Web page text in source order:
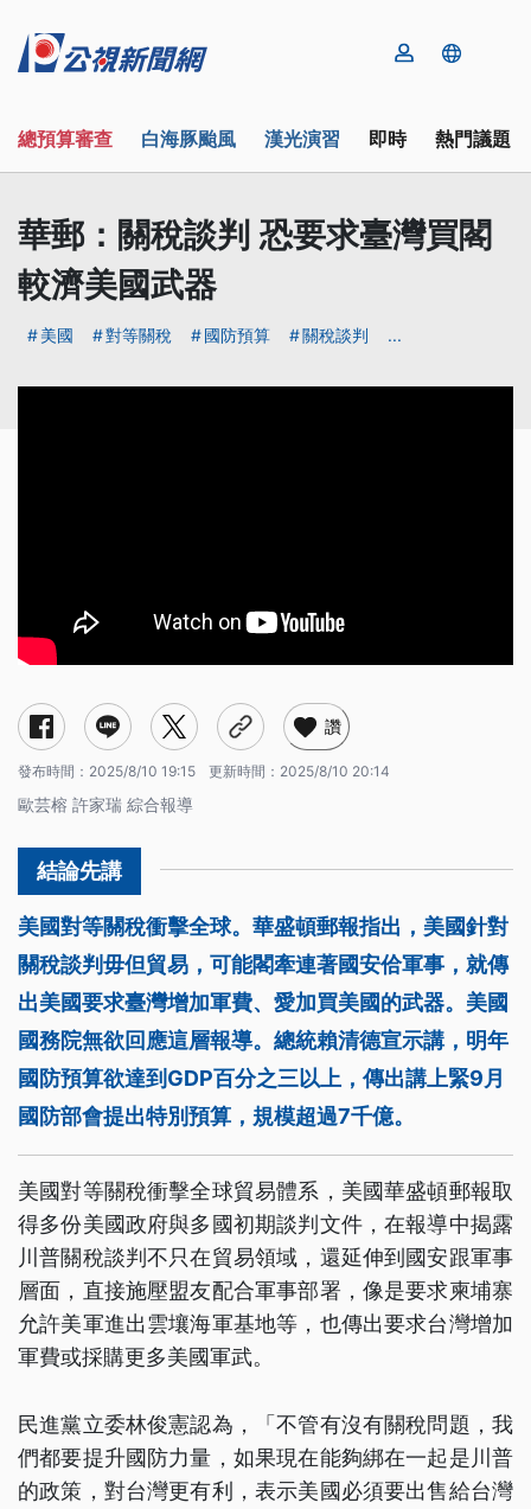
總預算審查 白海豚颱風 漢光演習 即時 熱門議題
華郵：關稅談判 恐要求臺灣買閣
較濟美國武器
美國 對等關稅 國防預算 關稅談判 ...
讚
發布時間： 2025/8/10 19:15 更新時間： 2025/8/10 20:14
歐芸榕 許家瑞 綜合報導
美國對等關稅衝擊全球。華盛頓郵報指出，美國針對
關稅談判毋但貿易，可能閣牽連著國安佮軍事，就傳
出美國要求臺灣增加軍費、愛加買美國的武器。美國
國務院無欲回應這層報導。總統賴清德宣示講，明年
國防預算欲達到GDP百分之三以上，傳出講上緊9月
國防部會提出特別預算，規模超過7千億。
美國對等關稅衝擊全球貿易體系，美國華盛頓郵報取
得多份美國政府與多國初期談判文件，在報導中揭露
川普關稅談判不只在貿易領域，還延伸到國安跟軍事
層面，直接施壓盟友配合軍事部署，像是要求柬埔寨
允許美軍進出雲壤海軍基地等，也傳出要求台灣增加
軍費或採購更多美國軍武。
民進黨立委林俊憲認為，「不管有沒有關稅問題，我
們都要提升國防力量，如果現在能夠綁在一起是川普
的政策，對台灣更有利，表示美國必須要出售給台灣